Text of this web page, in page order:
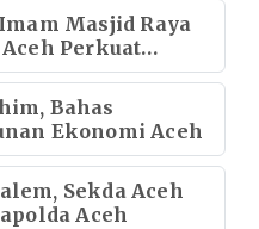
Masjid Raya
Perkuat
Bahas
Ekonomi Aceh
Sekda Aceh
Aceh